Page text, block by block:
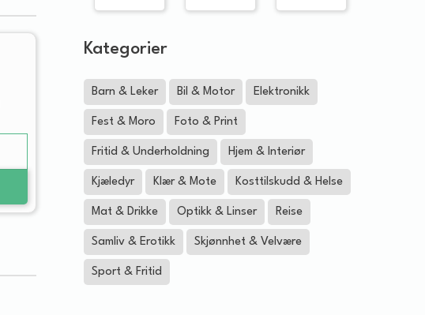
Kategorier
Barn & Leker Bil & Motor Elektronikk
Fest & Moro Foto & Print
Fritid & Underholdning Hjem & Interiør
Kjæledyr Klær & Mote Kosttilskudd & Helse
Mat & Drikke Optikk & Linser Reise
Samliv & Erotikk Skjønnhet & Velvære
Sport & Fritid